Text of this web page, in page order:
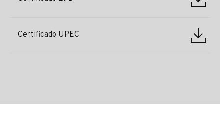
Certificado UPEC